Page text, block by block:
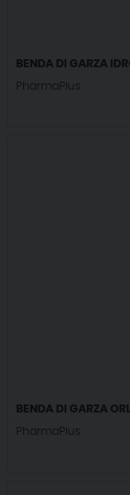
BENDA DI GARZA
PharmaPlus
BENDA DI GARZA
PharmaPlus